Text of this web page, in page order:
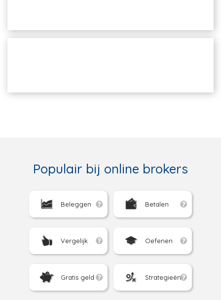
Populair bij online brokers
Beleggen Betalen
Vergelijk Oefenen
Gratis geld Strategieën